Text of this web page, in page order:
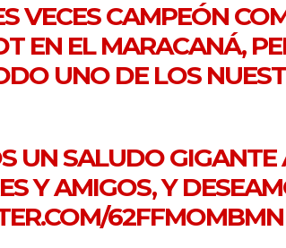
VECES CAMPEÓN
EN EL MARACANÁ,
UNO DE LOS
UN SALUDO GIGANTE
Y AMIGOS, Y
62FFMOMBMN